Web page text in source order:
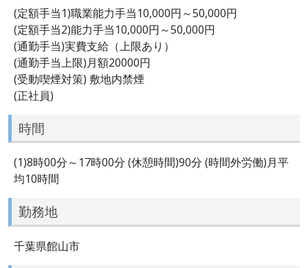
(定額手当1)職業能力手当10,000円～50,000円
(定額手当2)能力手当10,000円～50,000円
(通勤手当)実費支給（上限あり）
(通勤手当上限)月額20000円
(受動喫煙対策) 敷地内禁煙
(正社員)
時間
(1)8時00分～17時00分 (休憩時間)90分 (時間外労働)月平
均10時間
勤務地
千葉県館山市